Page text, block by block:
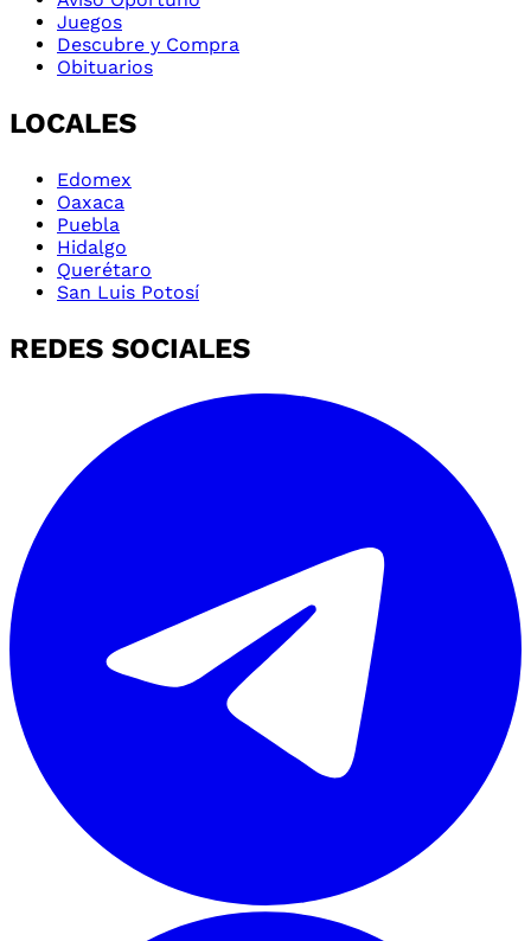
Juegos
Descubre y Compra
Obituarios
LOCALES
Edomex
Oaxaca
Puebla
Hidalgo
Querétaro
San Luis Potosí
REDES SOCIALES